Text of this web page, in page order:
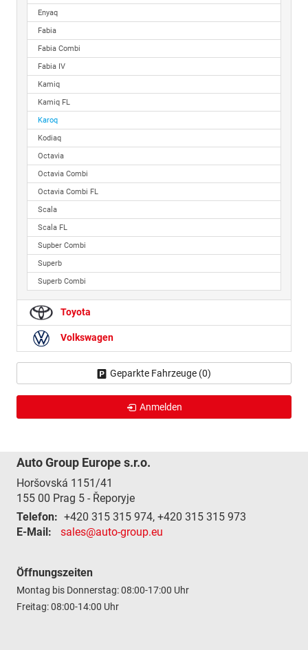
Enyaq
Fabia
Fabia Combi
Fabia IV
Kamiq
Kamiq FL
Karoq
Kodiaq
Octavia
Octavia Combi
Octavia Combi FL
Scala
Scala FL
Supber Combi
Superb
Superb Combi
Toyota
Volkswagen
Geparkte Fahrzeuge (0)
Anmelden
Auto Group Europe s.r.o.
Horšovská 1151/41
155 00 Prag 5 - Řeporyje
Telefon: +420 315 315 974, +420 315 315 973
E-Mail:
sales@auto-group.eu
Öffnungszeiten
Montag bis Donnerstag: 08:00-17:00 Uhr
Freitag: 08:00-14:00 Uhr